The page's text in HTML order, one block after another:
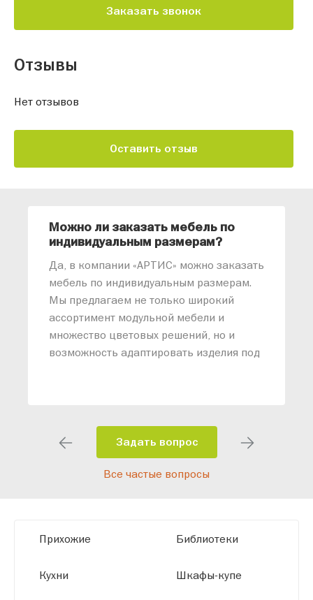
Заказать звонок
Отзывы
Нет отзывов
Оставить отзыв
Можно ли заказать мебель по
индивидуальным размерам?
Да, в компании «АРТИС» можно заказать
мебель по индивидуальным размерам.
Мы предлагаем не только широкий
ассортимент модульной мебели и
множество цветовых решений, но и
возможность адаптировать изделия под
помещения и личные пожелания.
Благодаря современному
высокотехнологичному оборудованию
размерам.
Задать вопрос
Все частые вопросы
Прихожие
Кухни
Библиотеки
Шкафы-купе